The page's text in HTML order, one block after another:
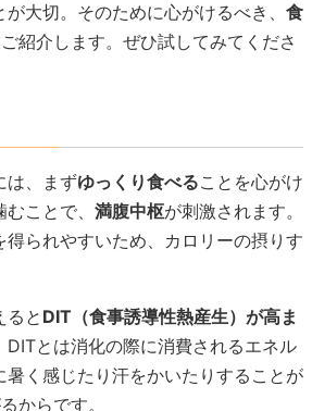
が大切。そのために心がけるべき、 食
紹介します。ぜひ試してみてくださ
は、まずゆっくり食べることを心がけ
ことで、 満腹中枢が刺激されます。
得られやすいため、カロリーの摂りす
ると DIT（食事誘導性熱産生）が高ま
DITとは消化の際に消費されるエネル
暑く感じたり汗をかいたりすることが
からです。